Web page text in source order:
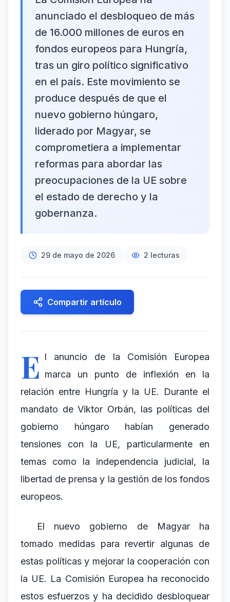
anunciado el desbloqueo de más
de 16.000 millones de euros en
fondos europeos para Hungría,
tras un giro político significativo
en el país. Este movimiento se
produce después de que el
nuevo gobierno húngaro,
liderado por Magyar, se
comprometiera a implementar
reformas para abordar las
preocupaciones de la UE sobre
el estado de derecho y la
gobernanza.
29 de mayo de 2026 2 lecturas
Compartir artículo
E l anuncio de la Comisión Europea
marca un punto de inflexión en la
relación entre Hungría y la UE. Durante el
mandato de Viktor Orbán, las políticas del
gobierno húngaro habían generado
tensiones con la UE, particularmente en
temas como la independencia judicial, la
libertad de prensa y la gestión de los fondos
europeos.
El nuevo gobierno de Magyar ha
tomado medidas para revertir algunas de
estas políticas y mejorar la cooperación con
la UE. La Comisión Europea ha reconocido
estos esfuerzos y ha decidido desbloquear